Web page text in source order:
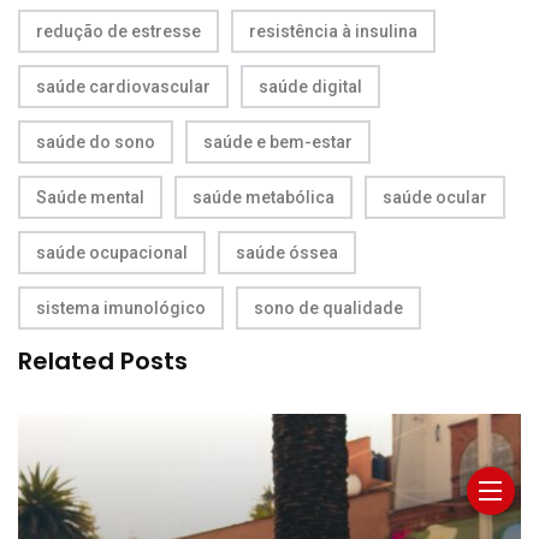
redução de estresse resistência à insulina
saúde cardiovascular saúde digital
saúde do sono saúde e bem-estar
Saúde mental saúde metabólica saúde ocular
saúde ocupacional saúde óssea
sistema imunológico sono de qualidade
Related Posts